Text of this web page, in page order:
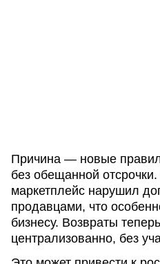
Причина — новые
без обещанной
маркетплейс нарушил
продавцами, что
бизнесу. Возвраты
централизованно, без